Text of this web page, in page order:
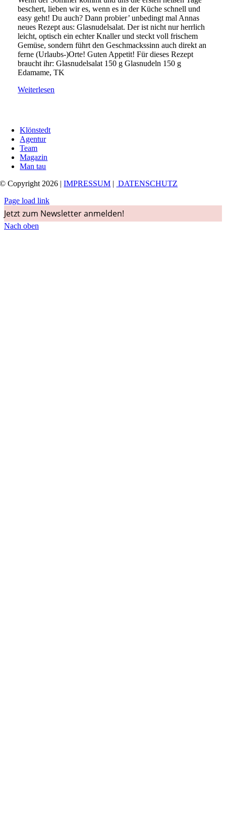
beschert, lieben wir es, wenn es in der Küche schnell und
easy geht! Du auch? Dann probier’ unbedingt mal Annas
neues Rezept aus: Glasnudelsalat. Der ist nicht nur herrlich
leicht, optisch ein echter Knaller und steckt voll frischem
Gemüse, sondern führt den Geschmackssinn auch direkt an
ferne (Urlaubs-)Orte! Guten Appetit! Für dieses Rezept
braucht ihr: Glasnudelsalat 150 g Glasnudeln 150 g
Edamame, TK
Weiterlesen
Klönstedt
Agentur
Team
Magazin
Man tau
© Copyright 2026 |IMPRESSUM
DATENSCHUTZ
Page load link
Jetzt zum Newsletter anmelden!
Nach oben